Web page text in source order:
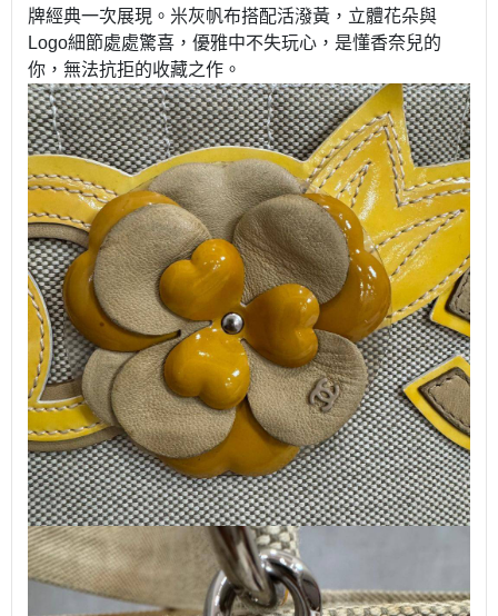
牌經典一次展現。米灰帆布搭配活潑黃，立體花朵與
Logo細節處處驚喜，優雅中不失玩心，是懂香奈兒的
你，無法抗拒的收藏之作。